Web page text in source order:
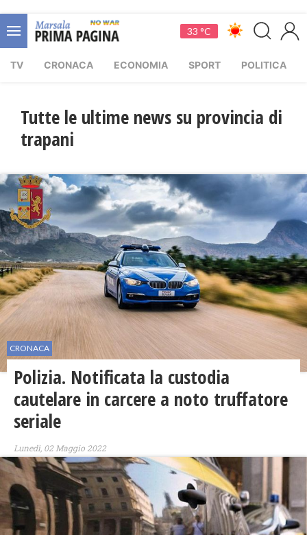
33 °C
TV CRONACA ECONOMIA SPORT POLITICA
Tutte le ultime news su provincia di
trapani
CRONACA
Polizia. Notificata la custodia
cautelare in carcere a noto truffatore
seriale
Lunedì, 02 Maggio 2022